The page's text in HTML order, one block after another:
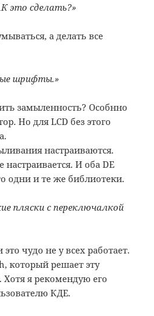
это сделать?»
а делать все
шрифты.»
замыленность? Особнно
Но для LCD без этого
настраиваются.
И оба DE
одни и те же библиотеки.
пляски с переключалкой
чудо не у всех работает.
который решает эту
я рекомендую его
КДЕ.